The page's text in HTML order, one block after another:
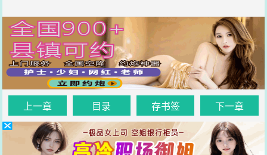
上一章 目录 存书签 下一章